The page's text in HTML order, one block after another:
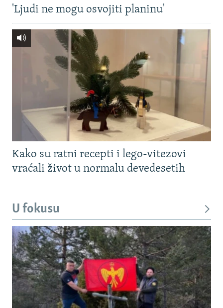
'Ljudi ne mogu osvojiti planinu'
Kako su ratni recepti i lego-vitezovi
vraćali život u normalu devedesetih
U fokusu